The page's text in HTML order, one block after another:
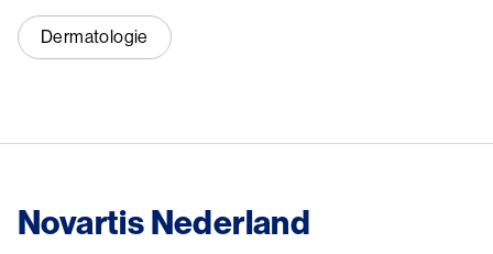
Dermatologie
Novartis Nederland